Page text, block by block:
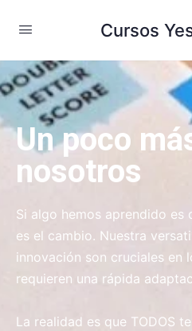
Cursos
Un poco
nosotros
Si algo hemos aprendido es
es el cambio. Nuestra
innovación son cruciales en
requieren una rápida
La realidad es que TODOS